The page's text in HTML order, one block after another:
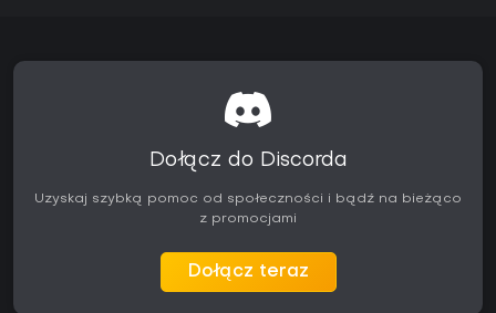
Dołącz do Discorda
Uzyskaj szybką pomoc od społeczności i bądź na bieżąco
z promocjami
Dołącz teraz